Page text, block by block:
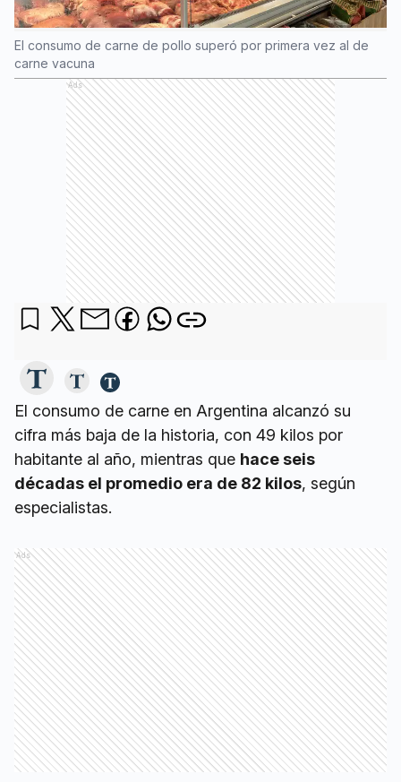
El consumo de carne de pollo superó por primera vez al de
carne vacuna
Ads
El consumo de carne en Argentina alcanzó su
cifra más baja de la historia, con 49 kilos por
habitante al año, mientras que hace seis
décadas el promedio era de 82 kilos, según
especialistas.
Ads